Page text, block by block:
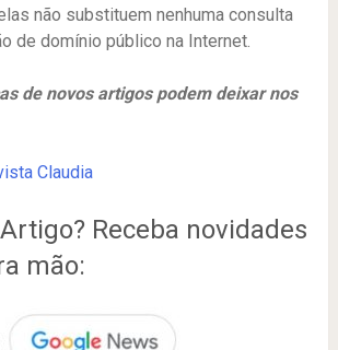
não substituem nenhuma consulta
de domínio público na Internet.
de novos artigos podem deixar nos
Claudia
Receba novidades
mão: